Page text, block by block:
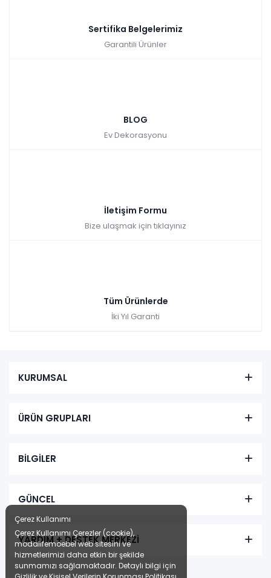
Sertifika Belgelerimiz
Garantili Ürünler
BLOG
Ev Dekorasyonu
İletişim Formu
Bize ulaşmak için tıklayınız
Tüm Ürünlerde
İki Yıl Garanti
KURUMSAL
ÜRÜN GRUPLARI
BİLGİLER
GÜNCEL
YARDIM + DESTEK MERKEZİ
Çerez Kullanımı
Çerez Kullanımı Çerezler (cookie),
modalifemoebel web sitesini ve
hizmetlerimizi daha etkin bir şekilde
sunmamızı sağlamaktadır. Detaylı bilgi için